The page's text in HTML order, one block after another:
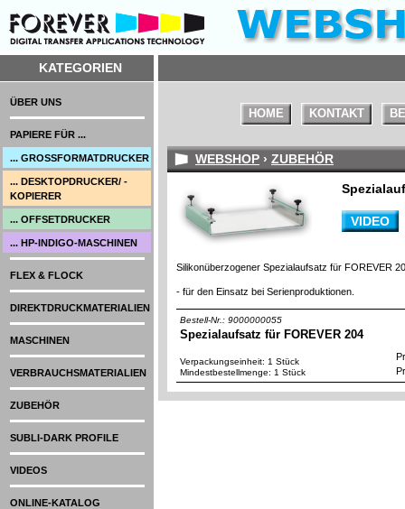
KATEGORIEN
HOME KONTAKT
WEBSHOP › ZUBEHÖR
VIDEO
Silikonüberzogener Spezialaufsatz für FOREVER
- für den Einsatz bei Serienproduktionen.
Bestell-Nr.: 9000000055
Spezialaufsatz für FOREVER 204
Verpackungseinheit: 1 Stück
Mindestbestellmenge: 1 Stück
ÜBER UNS
PAPIERE FÜR ...
... GROSSFORMATDRUCKER
... DESKTOPDRUCKER/ -
KOPIERER
... OFFSETDRUCKER
... HP-INDIGO-MASCHINEN
FLEX & FLOCK
DIREKTDRUCKMATERIALIEN
MASCHINEN
VERBRAUCHSMATERIALIEN
ZUBEHÖR
SUBLI-DARK PROFILE
VIDEOS
ONLINE-KATALOG